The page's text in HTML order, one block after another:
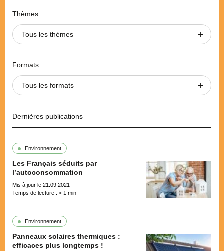
Thèmes
Tous les thèmes
Formats
Tous les formats
Dernières publications
Environnement
Les Français séduits par
l’autoconsommation
Mis à jour le 21.09.2021
Temps de lecture : < 1 min
Environnement
Panneaux solaires thermiques :
efficaces plus longtemps !